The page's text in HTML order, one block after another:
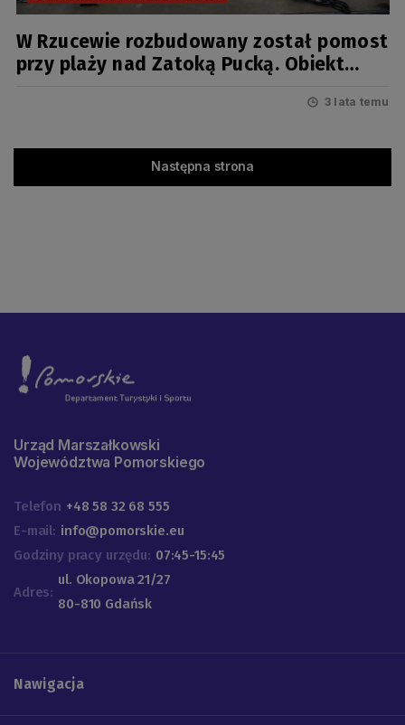
W Rzucewie rozbudowany został pomost
przy plaży nad Zatoką Pucką. Obiekt
3 lata temu
Następna strona
Urząd Marszałkowski
Województwa Pomorskiego
Telefon +48 58 32 68 555
E-mail: info@pomorskie.eu
Godziny pracy urzędu: 07:45-15:45
Adres:
ul. Okopowa 21/27
80-810 Gdańsk
Nawigacja